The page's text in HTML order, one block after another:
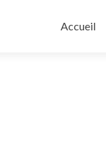
au
Accueil